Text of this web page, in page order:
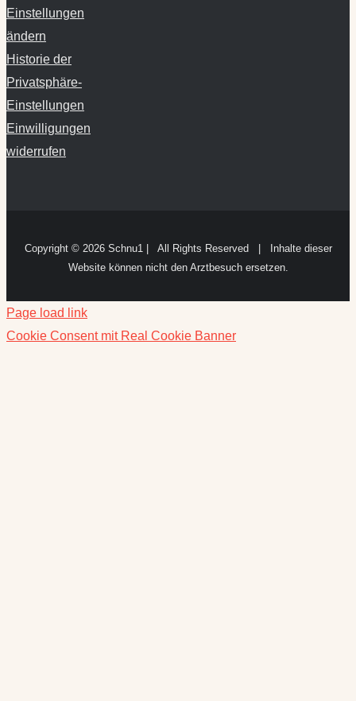
Einstellungen
ändern
Historie der
Privatsphäre-
Einstellungen
Einwilligungen
widerrufen
Copyright © 2026 Schnu1 | All Rights Reserved | Inhalte dieser
Website können nicht den Arztbesuch ersetzen.
Page load link
Cookie Consent mit Real Cookie Banner